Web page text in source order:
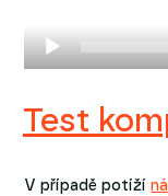
Test
V případě potíží